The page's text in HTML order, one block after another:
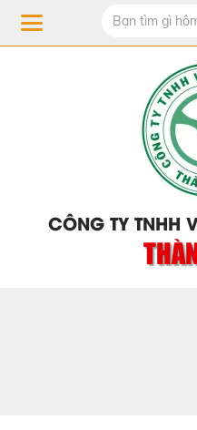
CÔNG TY TNHH